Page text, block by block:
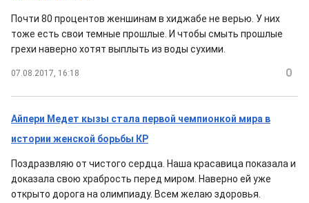
Почти 80 процентов женшинам в хиджабе не верью. У них
тоже есть свои темные прошлые. И чтобы смыть прошлые
грехи наверно хотят выплыть из воды сухими.
07.08.2017, 16:18 0
Айпери Медет кызы стала первой чемпионкой мира в
истории женской борьбы КР
Поздразвляю от чистого сердца. Наша красавица показала и
доказала свою храбрость перед миром. Наверно ей уже
открыто дорога на олимпиаду. Всем желаю здоровья.